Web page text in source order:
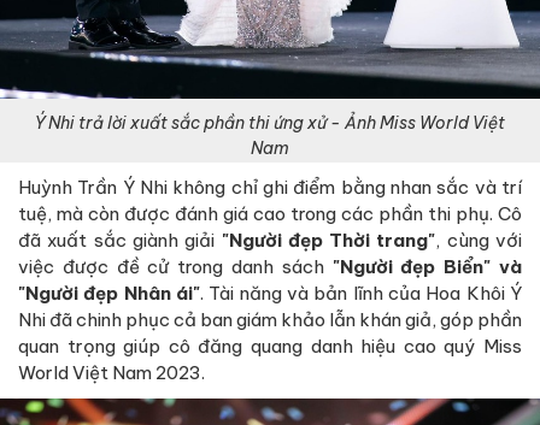
Ý Nhi trả lời xuất sắc phần thi ứng xử - Ảnh Miss World Việt
Nam
Huỳnh Trần Ý Nhi không chỉ ghi điểm bằng nhan sắc và trí
tuệ, mà còn được đánh giá cao trong các phần thi phụ. Cô
đã xuất sắc giành giải "Người đẹp Thời trang", cùng với
việc được đề cử trong danh sách "Người đẹp Biển" và
"Người đẹp Nhân ái". Tài năng và bản lĩnh của Hoa Khôi Ý
Nhi đã chinh phục cả ban giám khảo lẫn khán giả, góp phần
quan trọng giúp cô đăng quang danh hiệu cao quý Miss
World Việt Nam 2023.